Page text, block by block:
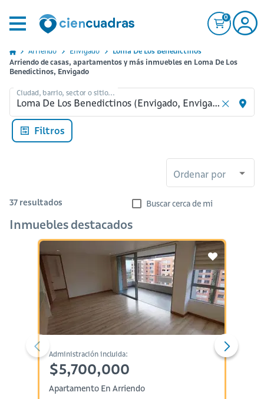
0
Arriendo Envigado
Loma De Los Benedictinos
Arriendo de casas, apartamentos y más inmuebles en Loma De Los
Benedictinos, Envigado
Ciudad, barrio, sector o sitio...
Filtros
Ordenar por
37 resultados Buscar cerca de mi
Inmuebles destacados
Administración incluida:
$5,700,000
Apartamento En Arriendo